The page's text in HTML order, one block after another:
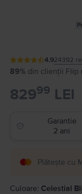
4.924392
89% din clienții Flip
82999 LEI
Garantie
2 ani
Plătește cu
Culoare: Celestial